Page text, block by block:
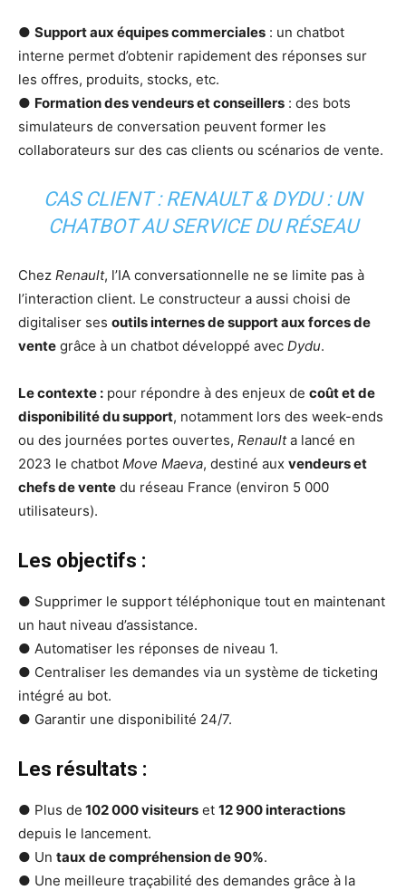
● Support aux équipes commerciales : un chatbot
interne permet d’obtenir rapidement des réponses sur
les offres, produits, stocks, etc.
● Formation des vendeurs et conseillers : des bots
simulateurs de conversation peuvent former les
collaborateurs sur des cas clients ou scénarios de vente.
CAS CLIENT : RENAULT & DYDU : UN
CHATBOT AU SERVICE DU RÉSEAU
Chez Renault, l’IA conversationnelle ne se limite pas à
l’interaction client. Le constructeur a aussi choisi de
digitaliser ses outils internes de support aux forces de
vente grâce à un chatbot développé avec Dydu.
Le contexte : pour répondre à des enjeux de coût et de
disponibilité du support, notamment lors des week-ends
ou des journées portes ouvertes, Renaulta lancé en
2023 le chatbot Move Maeva, destiné aux vendeurs et
chefs de vente du réseau France (environ 5 000
utilisateurs).
Les objectifs :
● Supprimer le support téléphonique tout en maintenant
un haut niveau d’assistance.
● Automatiser les réponses de niveau 1.
● Centraliser les demandes via un système de ticketing
intégré au bot.
● Garantir une disponibilité 24/7.
Les résultats :
● Plus de 102 000 visiteurs et 12 900 interactions
depuis le lancement.
● Un taux de compréhension de 90%.
● Une meilleure traçabilité des demandes grâce à la